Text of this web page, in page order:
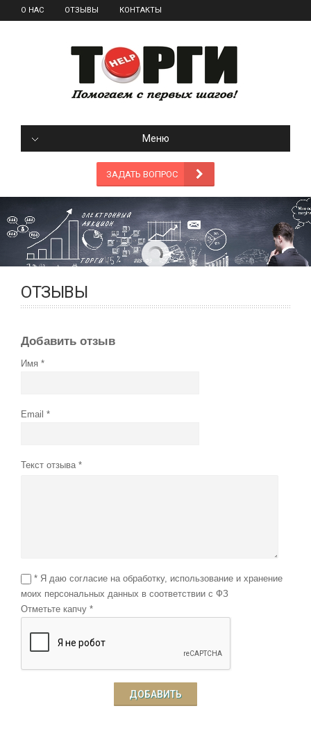
О НАС ОТЗЫВЫ КОНТАКТЫ
Меню
ЗАДАТЬ ВОПРОС
ОТЗЫВЫ
Добавить отзыв
Имя
Email
Текст отзыва
* Я даю согласие на обработку, использование и хранение
моих персональных данных в соответствии с ФЗ
Отметьте капчу *
ДОБАВИТЬ